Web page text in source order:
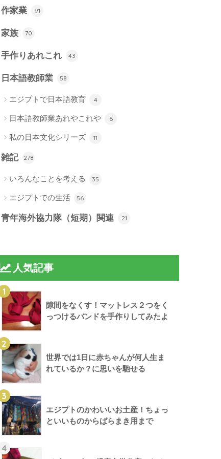
作家業 91
家族 70
手作りあれこれ 43
日本語教師業 58
エジプトで日本語教育 4
日本語教師業あれやこれや 6
私の日本文化シリーズ 11
雑記 278
いろんなことを考える 35
エジプトでの生活 56
青年海外協力隊（短期）関連 21
人気記事
1
隙間をなくす！マットレス２つをく
っつけるバンドを手作りしてみたよ
2
世界では1日に赤ちゃんが何人生ま
れているか？に思いを馳せる
3
エジプトのかわいいお土産！ちょっ
といいものからばらまき用まで
4